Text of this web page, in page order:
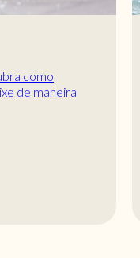
como
de maneira